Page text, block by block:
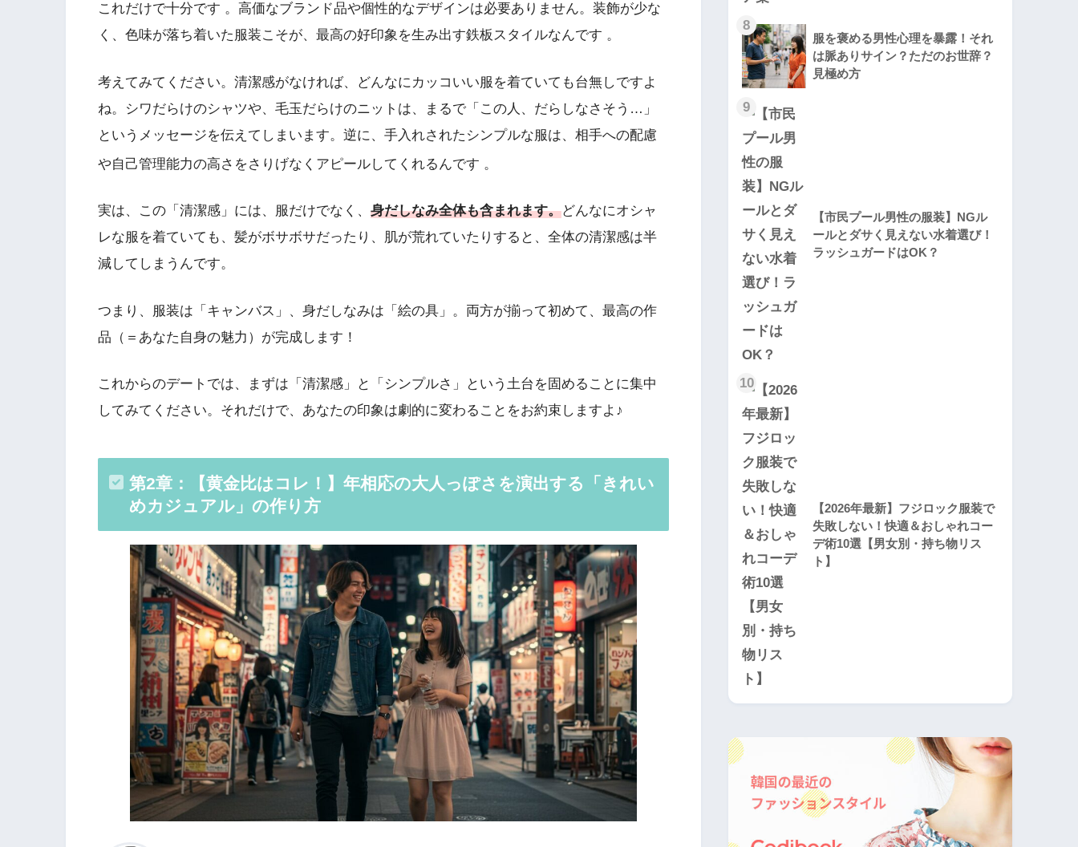
これだけで十分です 。高価なブランド品や個性的なデザインは必要ありません。装飾が少な
く、色味が落ち着いた服装こそが、最高の好印象を生み出す鉄板スタイルなんです 。
考えてみてください。清潔感がなければ、どんなにカッコいい服を着ていても台無しですよ
ね。シワだらけのシャツや、毛玉だらけのニットは、まるで「この人、だらしなさそう…」
というメッセージを伝えてしまいます。逆に、手入れされたシンプルな服は、相手への配慮
や自己管理能力の高さをさりげなくアピールしてくれるんです 。
実は、この「清潔感」には、服だけでなく、 身だしなみ全体も含まれます。どんなにオシャ
レな服を着ていても、髪がボサボサだったり、肌が荒れていたりすると、全体の清潔感は半
減してしまうんです。
つまり、服装は「キャンバス」、身だしなみは「絵の具」。両方が揃って初めて、最高の作
品（＝あなた自身の魅力）が完成します！
これからのデートでは、まずは「清潔感」と「シンプルさ」という土台を固めることに集中
してみてください。それだけで、あなたの印象は劇的に変わることをお約束しますよ♪
第2章：【黄金比はコレ！】年相応の大人っぽさを演出する「きれい
めカジュアル」の作り方
8
服を褒める男性心理を暴露！それ
は脈ありサイン？ただのお世辞？
見極め方
9
【市民プール男性の服装】NGル
ールとダサく見えない水着選び！
ラッシュガードはOK？
10
【2026年最新】フジロック服装で
失敗しない！快適＆おしゃれコー
デ術10選【男女別・持ち物リス
ト】